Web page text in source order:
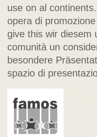
use on al
opera di
give this wir diesem
comunità un
besondere
spazio di